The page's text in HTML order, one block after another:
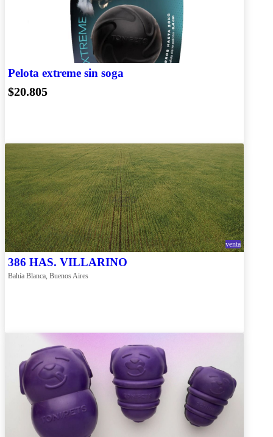
Pelota extreme sin soga
$20.805
venta
386 HAS. VILLARINO
Bahía Blanca, Buenos Aires